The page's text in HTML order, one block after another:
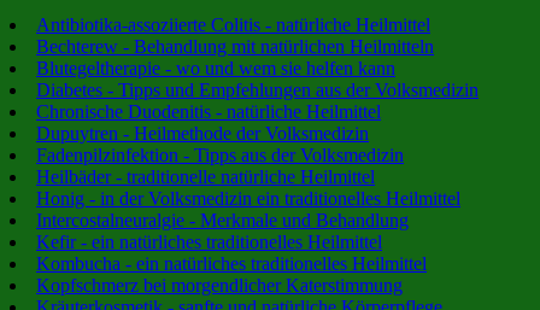
Antibiotika-assoziierte Colitis - natürliche Heilmittel
Bechterew - Behandlung mit natürlichen Heilmitteln
Blutegeltherapie - wo und wem sie helfen kann
Diabetes - Tipps und Empfehlungen aus der Volksmedizin
Chronische Duodenitis - natürliche Heilmittel
Dupuytren - Heilmethode der Volksmedizin
Fadenpilzinfektion - Tipps aus der Volksmedizin
Heilbäder - traditionelle natürliche Heilmittel
Honig - in der Volksmedizin ein traditionelles Heilmittel
Intercostalneuralgie - Merkmale und Behandlung
Kefir - ein natürliches traditionelles Heilmittel
Kombucha - ein natürliches traditionelles Heilmittel
Kopfschmerz bei morgendlicher Katerstimmung